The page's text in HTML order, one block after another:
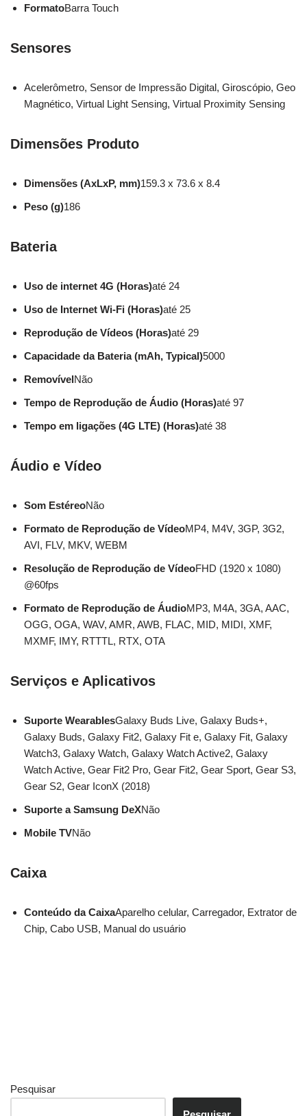
FormatoBarra Touch
Sensores
Acelerômetro, Sensor de Impressão Digital, Giroscópio, Geo
Magnético, Virtual Light Sensing, Virtual Proximity Sensing
Dimensões Produto
Dimensões (AxLxP, mm)159.3 x 73.6 x 8.4
Peso (g)186
Bateria
Uso de internet 4G (Horas)até 24
Uso de Internet Wi-Fi (Horas)até 25
Reprodução de Vídeos (Horas)até 29
Capacidade da Bateria (mAh, Typical)5000
RemovívelNão
Tempo de Reprodução de Áudio (Horas)até 97
Tempo em ligações (4G LTE) (Horas)até 38
Áudio e Vídeo
Som EstéreoNão
Formato de Reprodução de VídeoMP4, M4V, 3GP, 3G2,
AVI, FLV, MKV, WEBM
Resolução de Reprodução de VídeoFHD (1920 x 1080)
@60fps
Formato de Reprodução de ÁudioMP3, M4A, 3GA, AAC,
OGG, OGA, WAV, AMR, AWB, FLAC, MID, MIDI, XMF,
MXMF, IMY, RTTTL, RTX, OTA
Serviços e Aplicativos
Suporte WearablesGalaxy Buds Live, Galaxy Buds+,
Galaxy Buds, Galaxy Fit2, Galaxy Fit e, Galaxy Fit, Galaxy
Watch3, Galaxy Watch, Galaxy Watch Active2, Galaxy
Watch Active, Gear Fit2 Pro, Gear Fit2, Gear Sport, Gear S3,
Gear S2, Gear IconX (2018)
Suporte a Samsung DeXNão
Mobile TVNão
Caixa
Conteúdo da CaixaAparelho celular, Carregador, Extrator de
Chip, Cabo USB, Manual do usuário
Pesquisar